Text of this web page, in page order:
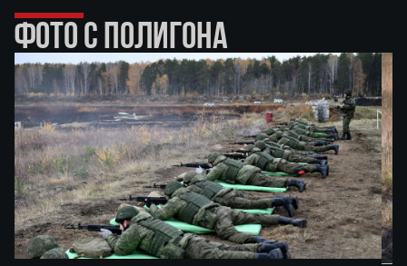
ФОТО С ПОЛИГОНА